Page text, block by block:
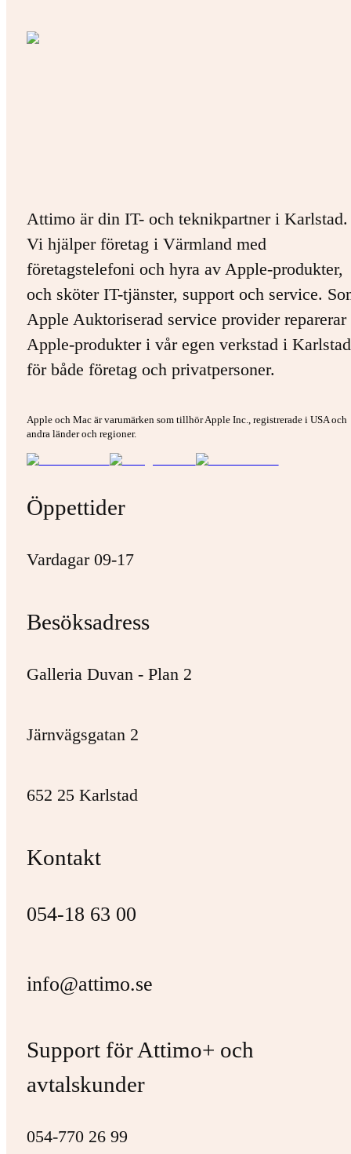
Attimo är din IT- och teknikpartner i Karlstad.
Vi hjälper företag i Värmland med
företagstelefoni och hyra av Apple-produkter,
och sköter IT-tjänster, support och service.
Apple Auktoriserad service provider
Apple-produkter i vår egen verkstad i
för både företag och privatpersoner.
Apple och Mac är varumärken som tillhör Apple Inc., registrerade i USA och
andra länder och regioner.
Öppettider
Vardagar 09-17
Besöksadress
Galleria Duvan - Plan 2
Järnvägsgatan 2
652 25 Karlstad
Kontakt
054-18 63 00
info@attimo.se
Support för Attimo+ och
avtalskunder
054-770 26 99